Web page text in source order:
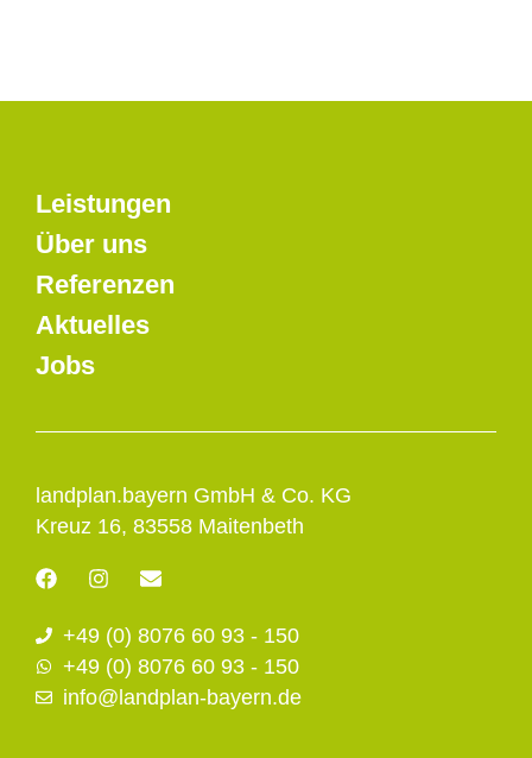
landplan.bayern GmbH & Co. KG
Kreuz 16, 83558 Maitenbeth
F
a
e
b
o
o
I
n
t
a
g
r
E
e
l
o
p
+49 (0) 8076 60 93 - 150
+49 (0) 8076 60 93 - 150
info@landplan-bayern.de
Leistungen
Über uns
Referenzen
Aktuelles
Jobs